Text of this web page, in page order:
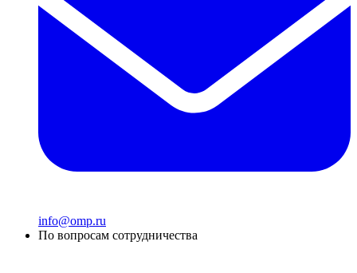
info@omp.ru
По вопросам сотрудничества